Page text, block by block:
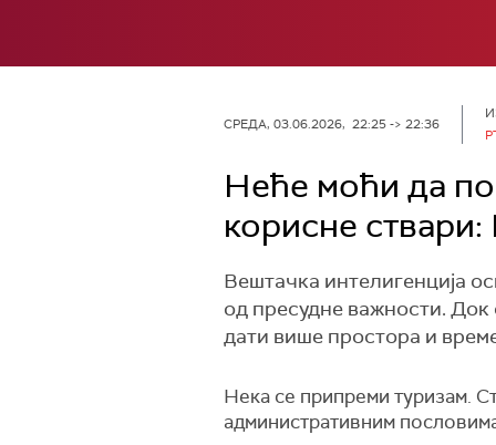
СРЕДА, 03.06.2026, 22:25 -> 22:36
Неће моћи да
корисне
Вештачка интелигенција
од пресудне важности. Док
дати више простора и
Нека се припреми туризам.
административним